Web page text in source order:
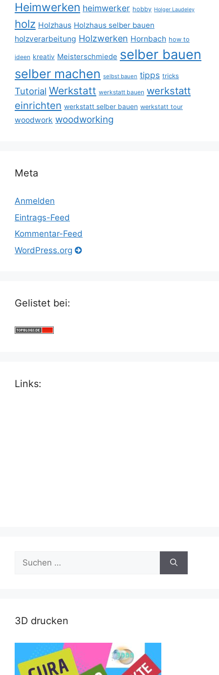
Heimwerken heimwerker hobby Holger Laudeley
holz Holzhaus Holzhaus selber bauen
holzverarbeitung Holzwerken Hornbach how to
ideen kreativ Meisterschmiede selber bauen
selber machen selbst bauen tipps tricks
Tutorial Werkstatt werkstatt bauen werkstatt
einrichten werkstatt selber bauen werkstatt tour
woodwork woodworking
Meta
Anmelden
Eintrags-Feed
Kommentar-Feed
WordPress.org
Gelistet bei:
Links:
Suche
nach:
3D drucken